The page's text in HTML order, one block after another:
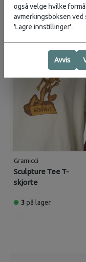
Gramicci
Sculpture Tee T-
skjorte
3 på lager
også velge hvilke
avmerkingsboksen
'Lagre innstillinger'.
Avvis